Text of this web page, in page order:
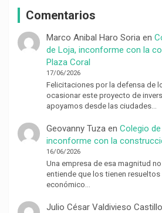
Comentarios
Marco Anibal Haro Soriaen
de Loja, inconforme con la
Plaza Coral
17/06/2026
Felicitaciones por la defensa de
ocasionar este proyecto de
apoyamos desde las ciudades…
Geovanny Tuzaen Colegio
inconforme con la
16/06/2026
Una empresa de esa magnitud
entiende que los tienen
económico…
Julio César Valdivieso Castillo